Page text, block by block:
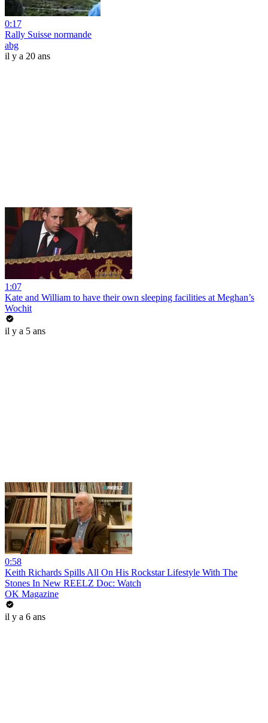
0:17
Rally Suisse normande
abg
il y a 20 ans
1:07
Kate and William to have their own sleeping facilities at Meghan’s
Wochit
il y a 5 ans
0:58
Keith Richards Spills All On His Rockstar Lifestyle With The
Stones In New REELZ Doc: Watch
OK Magazine
il y a 6 ans